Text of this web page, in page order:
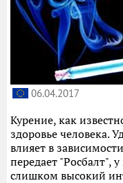
06.04.2017
Курение, как
здоровье человека.
влияет в
передает "Росбалт",
слишком высокий